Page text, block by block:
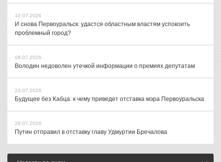
10.07.2026
И снова Первоуральск: удастся областным властям успокоить
проблемный город?
08.07.2026
Володин недоволен утечкой информации о премиях депутатам
23.07.2026
Будущее без Кабца: к чему приведет отставка мэра Первоуральска
29.07.2026
Путин отправил в отставку главу Удмуртии Бречалова